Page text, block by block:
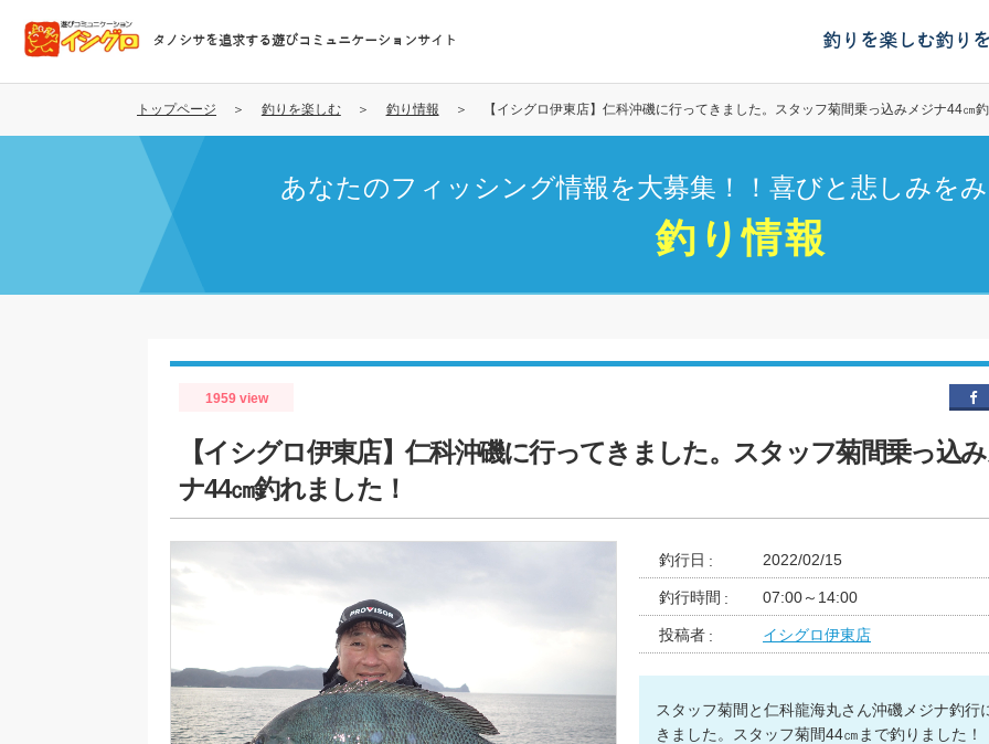
コ
テ
タノシサを追求する遊びコミュニケーションサイト 釣りを楽しむ釣り
トップページ 釣りを楽しむ 釣り情報 【イシグロ伊東店】仁科沖磯に行ってきました。スタッフ菊間乗っ込みメジナ44㎝
あなたのフィッシング情報を大募集！！喜びと悲しみを
釣り情報
1959 view
【イシグロ伊東店】仁科沖磯に行ってきました。スタッフ菊間乗っ込
ナ44㎝釣れました！
釣行日 2022/02/15
釣行時間 07:00～14:00
投稿者 イシグロ伊東店
スタッフ菊間と仁科龍海丸さん沖磯メジナ釣行
きました。スタッフ菊間44㎝まで釣りました！